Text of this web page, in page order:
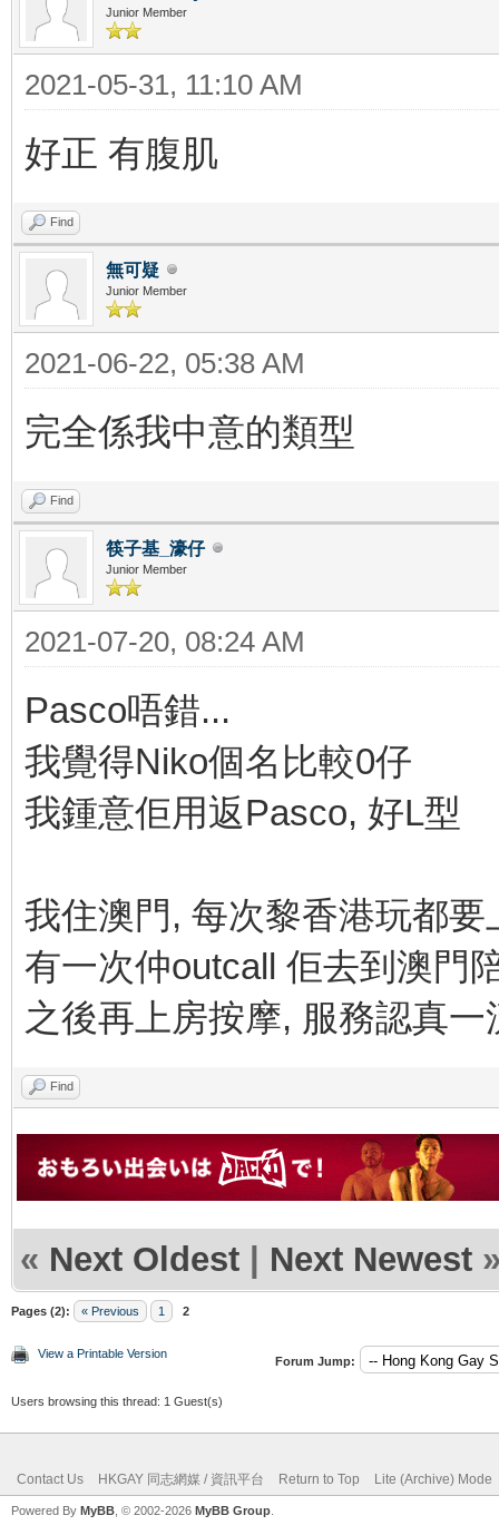
Junior Member
2021-05-31, 11:10 AM
好正 有腹肌
Find
無可疑
Junior Member
2021-06-22, 05:38 AM
完全係我中意的類型
Find
筷子基_濠仔
Junior Member
2021-07-20, 08:24 AM
Pasco唔錯...
我覺得Niko個名比較0仔
我鍾意佢用返Pasco, 好L型
我住澳門, 每次黎香港玩都
有一次仲outcall 佢去到澳門
之後再上房按摩, 服務認真一
Find
« Next Oldest | Next Newest
Pages (2): « Previous 1 2
View a Printable Version
Forum Jump:
Users browsing this thread: 1 Guest(s)
Contact Us HKGAY 同志網媒 / 資訊平台 Return to Top Lite (Archive) Mode
Powered By MyBB , © 2002-2026 MyBB Group